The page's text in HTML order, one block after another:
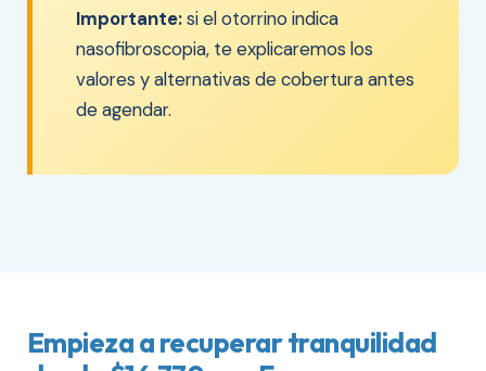
Importante:si el otorrino indica
nasofibroscopia, te explicaremos los
valores y alternativas de cobertura antes
de agendar.
Empieza a recuperar tranquilidad